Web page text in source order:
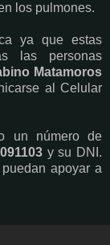
los pulmones.
ya que estas
las personas
Matamoros
al Celular
un número de
y su DNI.
apoyar a